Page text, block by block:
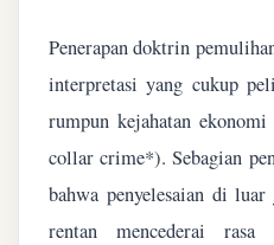
Penerapan doktrin
interpretasi yang cukup
rumpun kejahatan
collar crime*). Sebagian
bahwa penyelesaian di
rentan mencederai